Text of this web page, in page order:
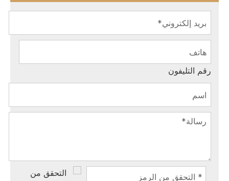
رقم التليفون